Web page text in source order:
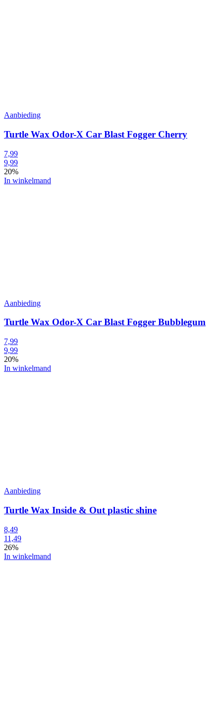
Aanbieding
Turtle Wax Odor-X Car Blast Fogger Cherry
7,99
9,99
20%
In winkelmand
Aanbieding
Turtle Wax Odor-X Car Blast Fogger Bubblegum
7,99
9,99
20%
In winkelmand
Aanbieding
Turtle Wax Inside & Out plastic shine
8,49
11,49
26%
In winkelmand